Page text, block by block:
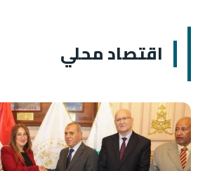
اقتصاد محلي